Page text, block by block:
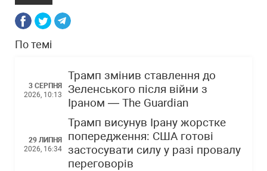
По темі
3 СЕРПНЯ
2026, 10:13
Трамп змінив ставлення до
Зеленського після війни з
Іраном — The Guardian
29 ЛИПНЯ
2026, 16:34
Трамп висунув Ірану жорстке
попередження: США готові
застосувати силу у разі провалу
переговорів